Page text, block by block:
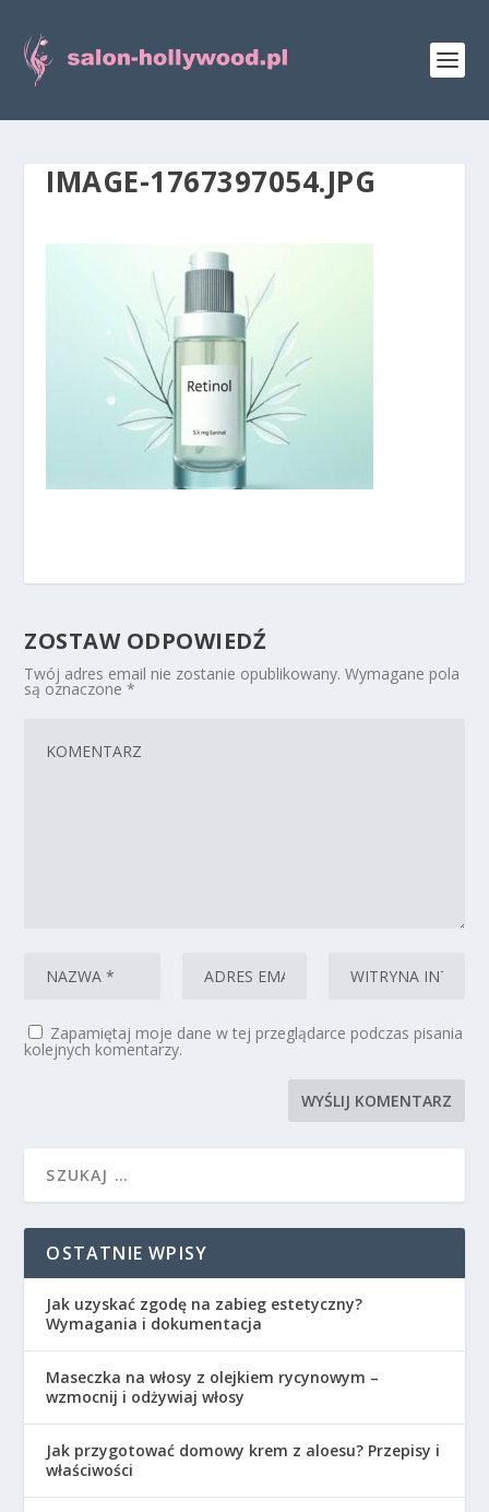
IMAGE-1767397054.JPG
ZOSTAW ODPOWIEDŹ
Twój adres email nie zostanie opublikowany. Wymagane pola
są oznaczone*
Zapamiętaj moje dane w tej przeglądarce podczas pisania
kolejnych komentarzy.
OSTATNIE WPISY
Jak uzyskać zgodę na zabieg estetyczny?
Wymagania i dokumentacja
Maseczka na włosy z olejkiem rycynowym –
wzmocnij i odżywiaj włosy
Jak przygotować domowy krem z aloesu? Przepisy i
właściwości